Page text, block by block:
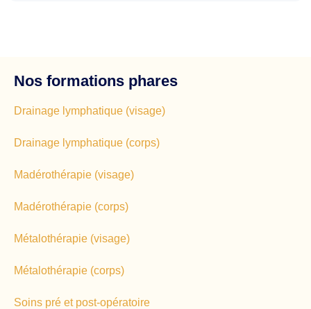
Nos formations phares
Drainage lymphatique (visage)
Drainage lymphatique (corps)
Madérothérapie (visage)
Madérothérapie (corps)
Métalothérapie (visage)
Métalothérapie (corps)
Soins pré et post-opératoire